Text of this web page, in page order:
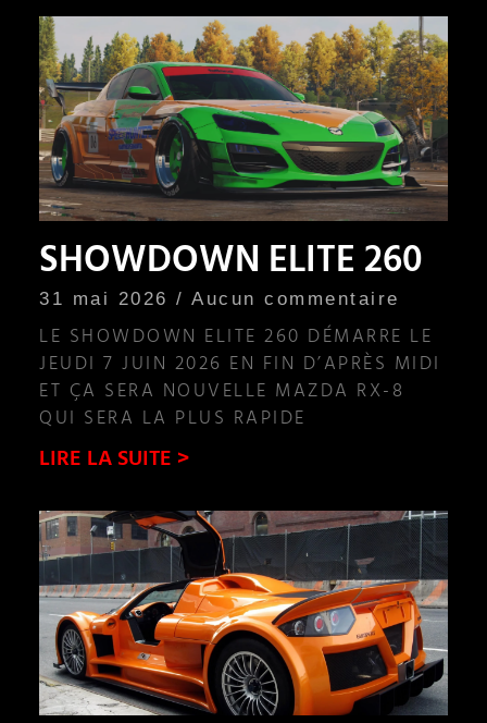
SHOWDOWN ELITE 260
31 mai 2026 Aucun commentaire
LE SHOWDOWN ELITE 260 DÉMARRE LE
JEUDI 7 JUIN 2026 EN FIN D’APRÈS MIDI
ET ÇA SERA NOUVELLE MAZDA RX-8
QUI SERA LA PLUS RAPIDE
LIRE LA SUITE >